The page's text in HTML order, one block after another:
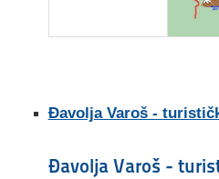
Đavolja Varoš -
Đavolja Varoš -